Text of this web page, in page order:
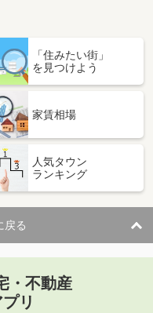
「住みたい街」
を見つけよう
家賃相場
人気タウン
ランキング
戻る
・不動産
リ